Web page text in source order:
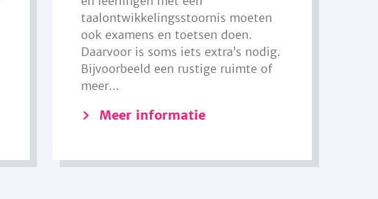
taalontwikkelingsstoornis moeten
ook examens en toetsen doen.
Daarvoor is soms iets extra’s nodig.
Bijvoorbeeld een rustige ruimte of
meer...
Meer informatie